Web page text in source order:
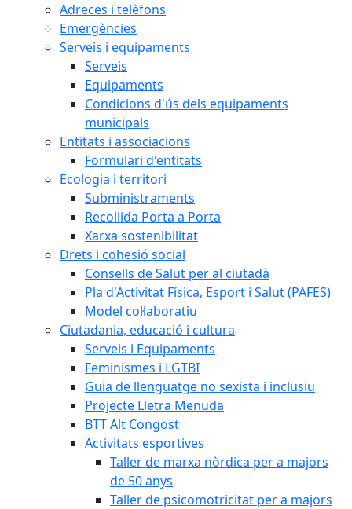
Adreces i telèfons
Emergències
Serveis i equipaments
Serveis
Equipaments
Condicions d'ús dels equipaments
municipals
Entitats i associacions
Formulari d'entitats
Ecologia i territori
Subministraments
Recollida Porta a Porta
Xarxa sostenibilitat
Drets i cohesió social
Consells de Salut per al ciutadà
Pla d'Activitat Física, Esport i Salut (PAFES)
Model col·laboratiu
Ciutadania, educació i cultura
Serveis i Equipaments
Feminismes i LGTBI
Guia de llenguatge no sexista i inclusiu
Projecte Lletra Menuda
BTT Alt Congost
Activitats esportives
Taller de marxa nòrdica per a majors
de 50 anys
Taller de psicomotricitat per a majors